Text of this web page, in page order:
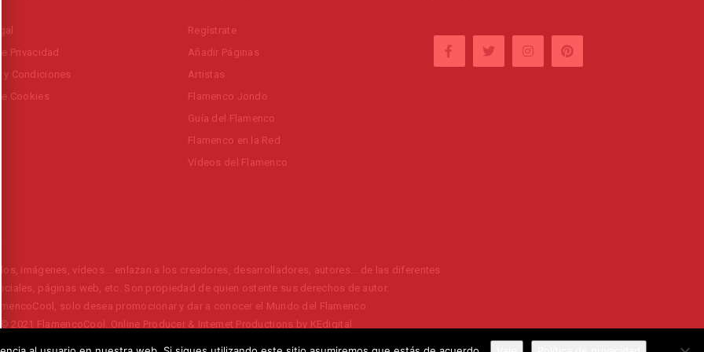
Privacidad
y Condiciones
Cookies
Regístrate
Añadir Páginas
Artistas
Flamenco Jondo
Guía del Flamenco
Flamenco en la Red
Vídeos del Flamenco
imágenes, vídeos... enlazan a los creadores, desarrolladores, autores... de las diferentes
páginas web, etc. Son propiedad de quien ostente sus derechos de autor.
solo desea promocionar y dar a conocer el Mundo del Flamenco
© 2021 FlamencoCool . Online Producer & Internet Productions by KEdigital